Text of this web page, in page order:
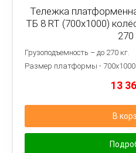
Тележка
ТБ 8 RT (700x1000)
270
Грузоподъемность – до 270 кг.
Размер платформы - 7
13
В